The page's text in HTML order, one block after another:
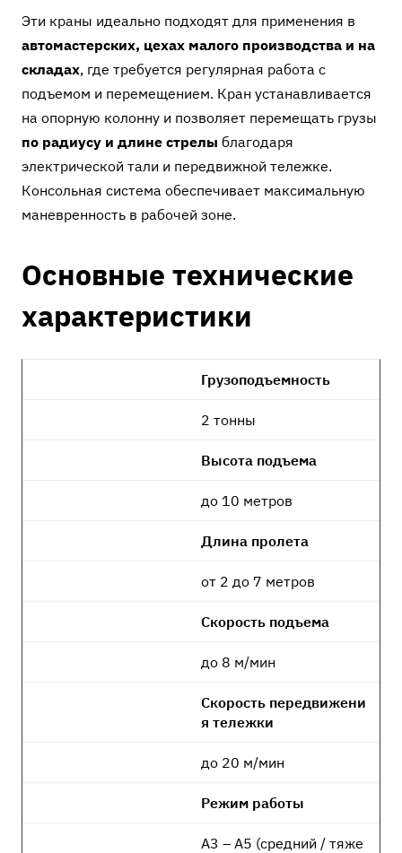
Эти краны идеально подходят для применения в
автомастерских, цехах малого производства и на
складах, где требуется регулярная работа с
подъемом и перемещением. Кран устанавливается
на опорную колонну и позволяет перемещать грузы
по радиусу и длине стрелы благодаря
электрической тали и передвижной тележке.
Консольная система обеспечивает максимальную
маневренность в рабочей зоне.
Основные технические
характеристики
Грузоподъемность
2 тонны
Высота подъема
до 10 метров
Длина пролета
от 2 до 7 метров
Скорость подъема
до 8 м/мин
Скорость передвижени
я тележки
до 20 м/мин
Режим работы
A3 – A5 (средний / тяже